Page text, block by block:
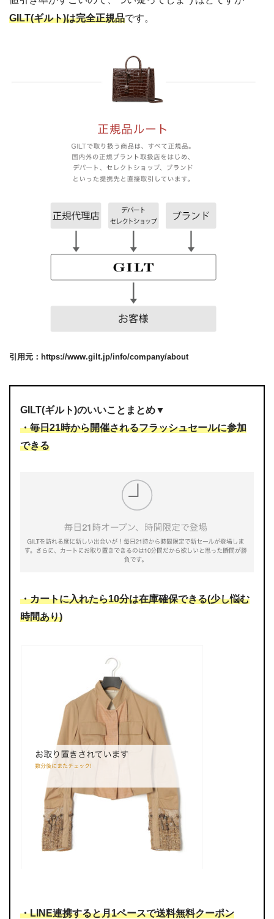
GILT(ギルト)は完全正規品です。
引用元：https://www.gilt.jp/info/company/about
GILT(ギルト)のいいことまとめ▼
・毎日21時から開催されるフラッシュセールに参加
できる
・カートに入れたら10分は在庫確保できる(少し悩む
時間あり)
・LINE連携すると月1ペースで送料無料クーポン